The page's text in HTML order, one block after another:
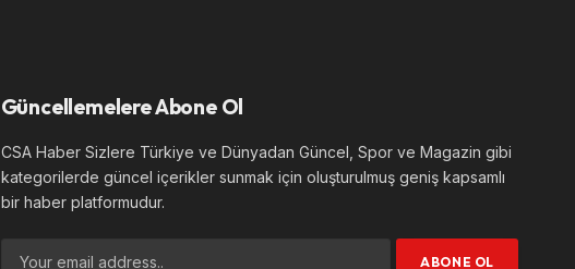
Güncellemelere Abone Ol
CSA Haber Sizlere Türkiye ve Dünyadan Güncel, Spor ve Magazin gibi
kategorilerde güncel içerikler sunmak için oluşturulmuş geniş kapsamlı
bir haber platformudur.